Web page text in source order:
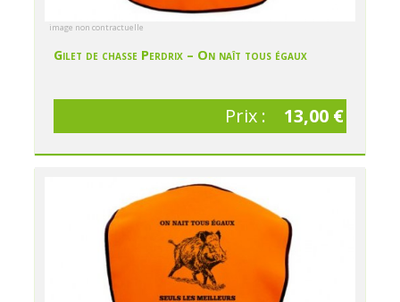
image non contractuelle
Gilet de chasse Perdrix – On naît tous égaux
Prix : 13,00 €